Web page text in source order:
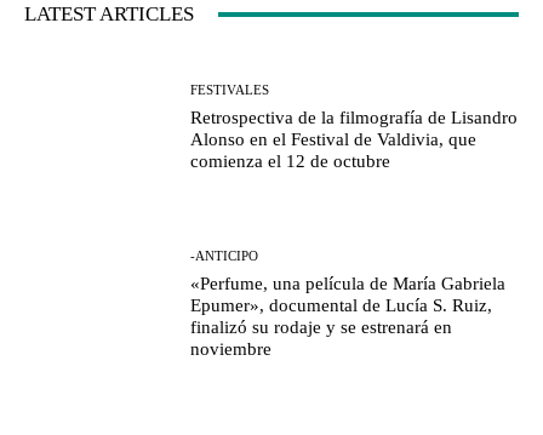
LATEST ARTICLES
FESTIVALES
Retrospectiva de la filmografía de Lisandro
Alonso en el Festival de Valdivia, que
comienza el 12 de octubre
-ANTICIPO
«Perfume, una película de María Gabriela
Epumer», documental de Lucía S. Ruiz,
finalizó su rodaje y se estrenará en
noviembre